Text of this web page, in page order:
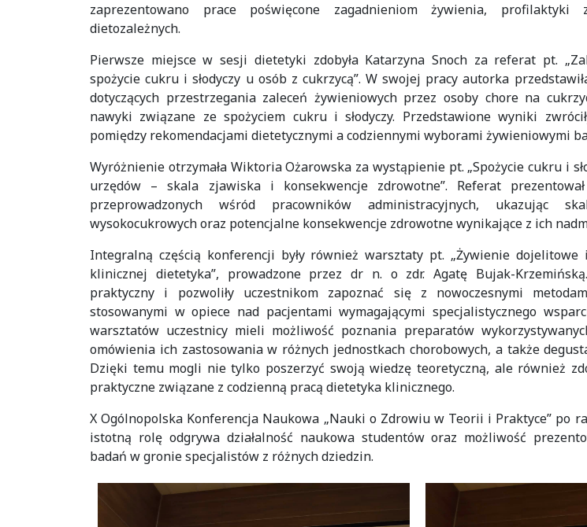
zaprezentowano prace poświęcone zagadnieniom żywienia, profilaktyki
dietozależnych.
Pierwsze miejsce w sesji dietetyki zdobyła Katarzyna Snoch za referat pt.
spożycie cukru i słodyczy u osób z cukrzycą”. W swojej pracy autorka
dotyczących przestrzegania zaleceń żywieniowych przez osoby chore na
nawyki związane ze spożyciem cukru i słodyczy. Przedstawione wyniki
pomiędzy rekomendacjami dietetycznymi a codziennymi wyborami żywieniowymi
Wyróżnienie otrzymała Wiktoria Ożarowska za wystąpienie pt. „Spożycie cukru i
urzędów – skala zjawiska i konsekwencje zdrowotne”. Referat
przeprowadzonych wśród pracowników administracyjnych, ukazując
wysokocukrowych oraz potencjalne konsekwencje zdrowotne wynikające z ich
Integralną częścią konferencji były również warsztaty pt. „Żywienie
klinicznej dietetyka”, prowadzone przez dr n. o zdr. Agatę Bujak-
praktyczny i pozwoliły uczestnikom zapoznać się z nowoczesnymi
stosowanymi w opiece nad pacjentami wymagającymi specjalistycznego
warsztatów uczestnicy mieli możliwość poznania preparatów
omówienia ich zastosowania w różnych jednostkach chorobowych, a także
Dzięki temu mogli nie tylko poszerzyć swoją wiedzę teoretyczną, ale również
praktyczne związane z codzienną pracą dietetyka klinicznego.
X Ogólnopolska Konferencja Naukowa „Nauki o Zdrowiu w Teorii i Praktyce” po
istotną rolę odgrywa działalność naukowa studentów oraz możliwość
badań w gronie specjalistów z różnych dziedzin.